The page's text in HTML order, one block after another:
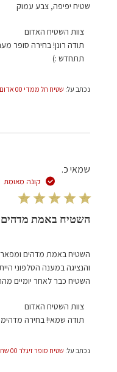
שטיח יפיפה, צבע עמוק
נכתב על: שטיח חל ממדי 00 אדום 193*148 HAL
הערות
של
בעל
סקירה
Mon
28
צוות השטיח האדום
תתחדש :)
שמאי כ.
קונה מאומת
השטיח באמת
השטיח באמת מדהים ומפאר
והנציגה במענה הטלפוני
השטיח כבר לאחר יומיים
נכתב על: שטיח סופר זיגלר 00 שחור/בז' ראנר 297*85 SUPER ZIGLER
הערות
של
על
צוות השטיח האדום
תודה שמאי! בחירה